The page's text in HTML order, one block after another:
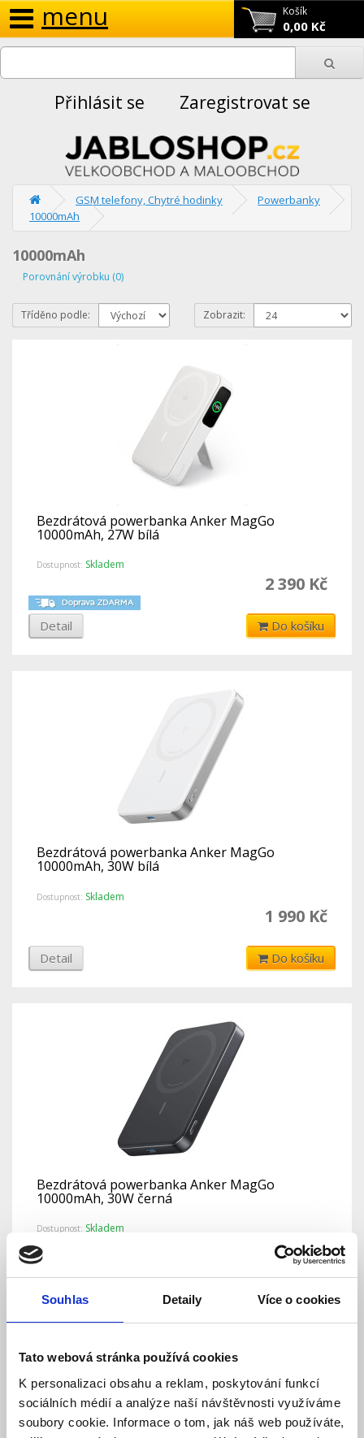
Souhlas Detaily Více o cookies
Tato webová stránka používá cookies
K personalizaci obsahu a reklam, poskytování funkcí
sociálních médií a analýze naší návštěvnosti využíváme
soubory cookie. Informace o tom, jak náš web používáte,
Košík
0,00 Kč
menu
Přihlásit se Zaregistrovat se
GSM telefony, Chytré hodinky
Powerbanky
10000mAh
10000mAh
Porovnání výrobku (0)
Tříděno podle: Zobrazit:
Bezdrátová powerbanka Anker MagGo
10000mAh, 27W bílá
Dostupnost: Skladem
2 390 Kč
Detail Do košíku
Bezdrátová powerbanka Anker MagGo
10000mAh, 30W bílá
Dostupnost: Skladem
1 990 Kč
Detail Do košíku
Bezdrátová powerbanka Anker MagGo
10000mAh, 30W černá
Dostupnost: Skladem
1 990 Kč